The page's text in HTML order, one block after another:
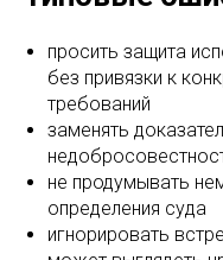
просить защита
без привязки к
требований
заменять
не продумывать
определения суда
игнорировать